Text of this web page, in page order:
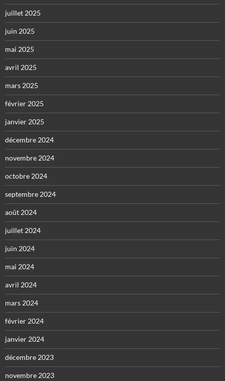
juillet 2025
juin 2025
mai 2025
avril 2025
mars 2025
février 2025
janvier 2025
décembre 2024
novembre 2024
octobre 2024
septembre 2024
août 2024
juillet 2024
juin 2024
mai 2024
avril 2024
mars 2024
février 2024
janvier 2024
décembre 2023
novembre 2023